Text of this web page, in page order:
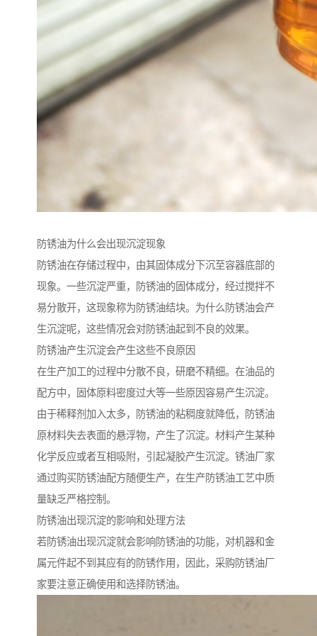
防锈油为什么会出现沉淀现象
防锈油在存储过程中，由其固体成分下沉至容器底部的
现象。一些沉淀严重，防锈油的固体成分，经过搅拌不
易分散开，这现象称为防锈油结块。为什么防锈油会产
生沉淀呢，这些情况会对防锈油起到不良的效果。
防锈油产生沉淀会产生这些不良原因
在生产加工的过程中分散不良，研磨不精细。在油品的
配方中，固体原料密度过大等一些原因容易产生沉淀。
由于稀释剂加入太多，防锈油的粘稠度就降低，防锈油
原材料失去表面的悬浮物，产生了沉淀。材料产生某种
化学反应或者互相吸附，引起凝胶产生沉淀。锈油厂家
通过购买防锈油配方随便生产，在生产防锈油工艺中质
量缺乏严格控制。
防锈油出现沉淀的影响和处理方法
若防锈油出现沉淀就会影响防锈油的功能，对机器和金
属元件起不到其应有的防锈作用，因此，采购防锈油厂
家要注意正确使用和选择防锈油。